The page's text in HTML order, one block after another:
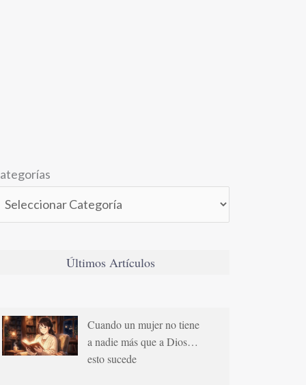
Últimos Artículos
Cuando un mujer no tiene
a nadie más que a Dios…
esto sucede